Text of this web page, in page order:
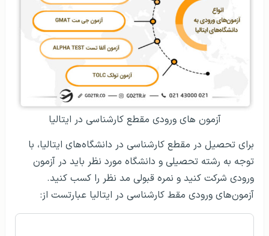
آزمون های ورودی مقطع کارشناسی در ایتالیا
برای تحصیل در مقطع کارشناسی در دانشگاه‌های ایتالیا، با
توجه به رشته تحصیلی و دانشگاه مورد نظر باید در آزمون
ورودی شرکت کنید و نمره قبولی مد نظر را کسب کنید.
آزمون‌های ورودی مقط کارشناسی در ایتالیا عبارتست از: